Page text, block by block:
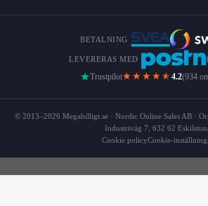
BETALNING
LEVERERAS MED
Trustpilot★★★★ ★ 4.2(934
© 2013–2026 Megabilligt.se · Nordic Online Sales AB ·
Industriväg 7, 632 62
Cookie policyCookie-